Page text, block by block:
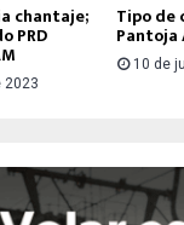
chantaje;
PRD
2023
Tipo de
Pantoja
10 de